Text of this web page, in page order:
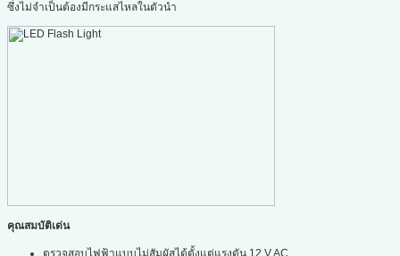
ซึ่งไม่จำเป็นต้องมีกระแสไหลในตัวนำ
คุณสมบัติเด่น
ตรวจสอบไฟฟ้าแบบไม่สัมผัสได้ตั้งแต่แรงดัน 12 V AC